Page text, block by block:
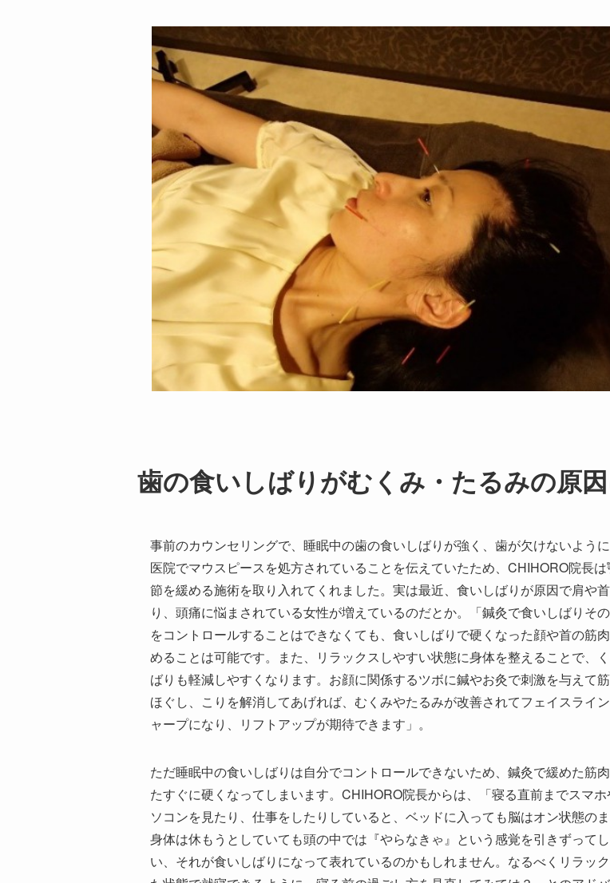
歯の食いしばりがむくみ・たるみの原
事前のカウンセリングで、睡眠中の歯の食いしばりが強く、歯が欠けないよう
医院でマウスピースを処方されていることを伝えていたため、CHIHORO院長は
節を緩める施術を取り入れてくれました。実は最近、食いしばりが原因で肩や
り、頭痛に悩まされている女性が増えているのだとか。「鍼灸で食いしばりそ
をコントロールすることはできなくても、食いしばりで硬くなった顔や首の筋
めることは可能です。また、リラックスしやすい状態に身体を整えることで、
ばりも軽減しやすくなります。お顔に関係するツボに鍼やお灸で刺激を与えて
ほぐし、こりを解消してあげれば、むくみやたるみが改善されてフェイスライ
ャープになり、リフトアップが期待できます」。
ただ睡眠中の食いしばりは自分でコントロールできないため、鍼灸で緩めた筋
たすぐに硬くなってしまいます。CHIHORO院長からは、「寝る直前までスマ
ソコンを見たり、仕事をしたりしていると、ベッドに入っても脳はオン状態のま
身体は休もうとしていても頭の中では『やらなきゃ』という感覚を引きずって
い、それが食いしばりになって表れているのかもしれません。なるべくリラッ